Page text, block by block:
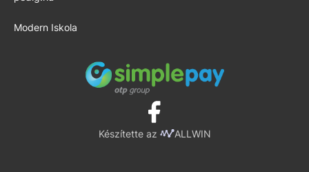
Modern Iskola
Készítette az ALLWIN